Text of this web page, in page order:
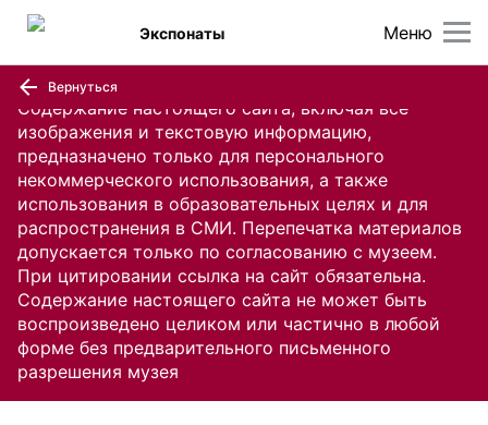
Содержание настоящего сайта, включая все
изображения и текстовую информацию,
предназначено только для персонального
некоммерческого использования, а также
использования в образовательных целях и для
распространения в СМИ. Перепечатка материалов
допускается только по согласованию с музеем.
При цитировании ссылка на сайт обязательна.
Содержание настоящего сайта не может быть
воспроизведено целиком или частично в любой
форме без предварительного письменного
разрешения музея
Меню
Экспонаты
Вернуться